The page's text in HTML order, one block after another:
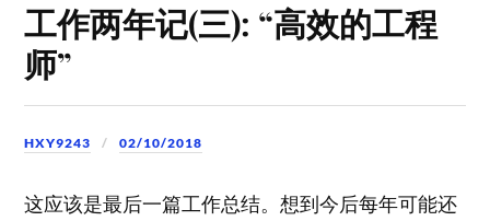
工作两年记(三): “高效的工程
师”
HXY9243 02/10/2018
这应该是最后一篇工作总结。想到今后每年可能还